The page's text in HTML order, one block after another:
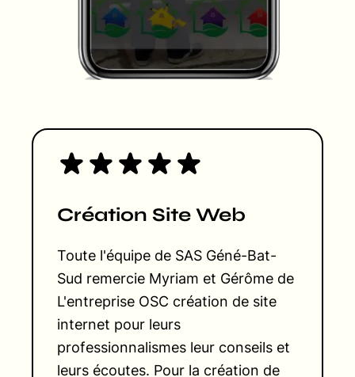
Création Site Web
Toute l'équipe de SAS Géné-Bat-
Sud remercie Myriam et Gérôme de
L'entreprise OSC création de site
internet pour leurs
professionnalismes leur conseils et
leurs écoutes. Pour la création de